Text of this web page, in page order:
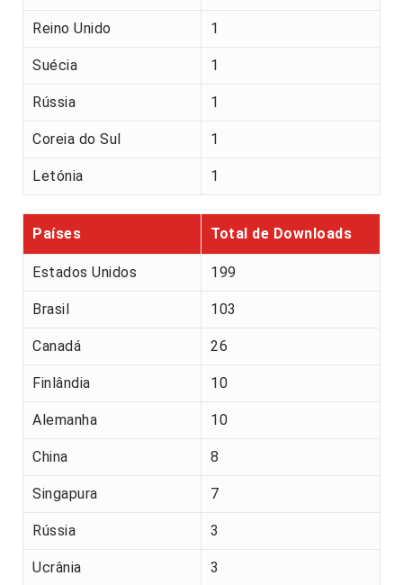
Reino Unido 1
Suécia 1
Rússia 1
Coreia do Sul 1
Letónia 1
Países Total de Downloads
Estados Unidos 199
Brasil 103
Canadá 26
Finlândia 10
Alemanha 10
China 8
Singapura 7
Rússia 3
Ucrânia 3